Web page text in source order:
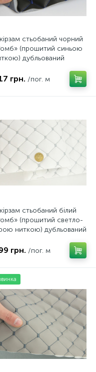
стьобаний чорний
(прошитий синьою
дубльований
1,35м
грн. /пог. м
стьобаний білий
(прошитий светло-
ниткою) дубльований
1,35 м
грн. /пог. м